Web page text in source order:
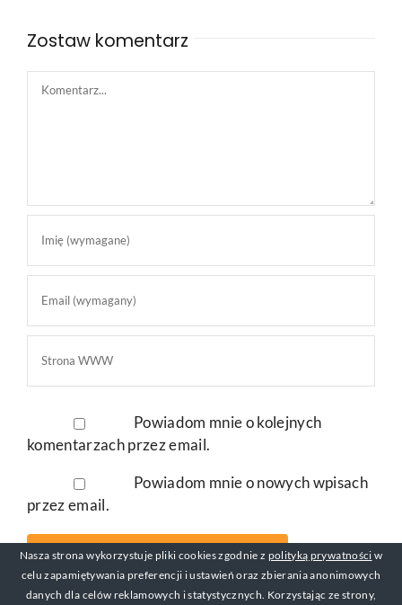
Zostaw komentarz
Comment
Powiadom mnie o kolejnych
komentarzach przez email.
Powiadom mnie o nowych wpisach
przez email.
Nasza strona wykorzystuje pliki cookies zgodnie z polityką prywatności w
celu zapamiętywania preferencji i ustawień oraz zbierania anonimowych
danych dla celów reklamowych i statystycznych. Korzystając ze strony,